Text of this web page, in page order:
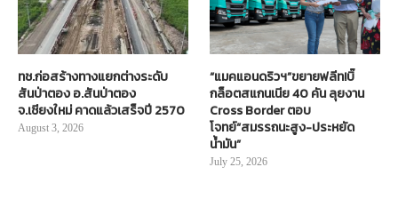
ทช.ก่อสร้างทางแยกต่างระดับ
สันป่าตอง อ.สันป่าตอง
จ.เชียงใหม่ คาดแล้วเสร็จปี 2570
August 3, 2026
“แมคแอนดริวฯ”ขยายฟลีท!บิ๊
กล็อตสแกนเนีย 40 คัน ลุยงาน
Cross Border ตอบ
โจทย์“สมรรถนะสูง-ประหยัด
น้ำมัน”
July 25, 2026